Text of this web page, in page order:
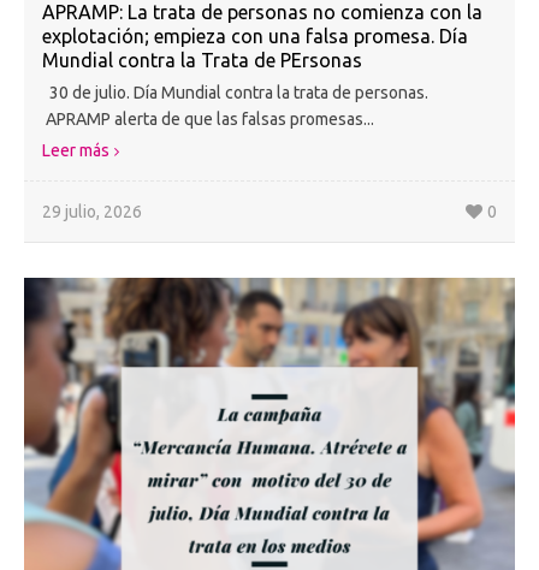
APRAMP: La trata de personas no comienza con la
explotación; empieza con una falsa promesa. Día
Mundial contra la Trata de PErsonas
30 de julio. Día Mundial contra la trata de personas.
APRAMP alerta de que las falsas promesas...
Leer más
29 julio, 2026 0